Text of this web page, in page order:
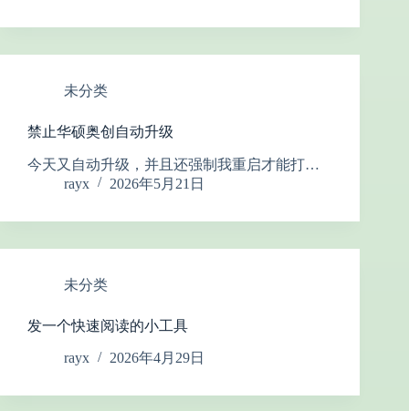
未分类
禁止华硕奥创自动升级
今天又自动升级，并且还强制我重启才能打…
rayx
2026年5月21日
未分类
发一个快速阅读的小工具
rayx 2026年4月29日